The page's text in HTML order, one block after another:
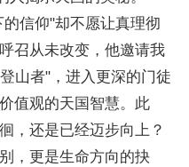
信仰"却不愿让真理彻
召从未改变，他邀请我
山者"，进入更深的门徒
值观的天国智慧。此
，还是已经迈步向上？
，更是生命方向的抉